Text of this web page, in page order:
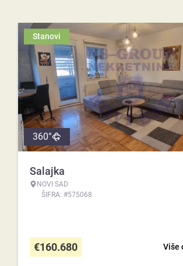
Stanovi
360°
Salajka
NOVI SAD
ŠIFRA: #575068
Više
€160.680